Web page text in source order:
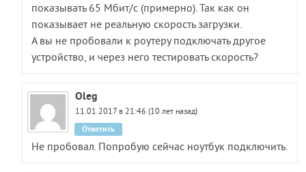
показывать 65 Мбит/с (примерно). Так как он
показывает не реальную скорость загрузки.
А вы не пробовали к роутеру подключать другое
устройство, и через него тестировать скорость?
Oleg
11.01.2017 в 21:46 (10 лет назад)
Не пробовал. Попробую сейчас ноутбук подключить.
Ответить